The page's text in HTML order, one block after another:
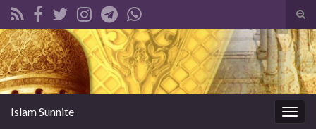
Search for:
Islam Sunnite